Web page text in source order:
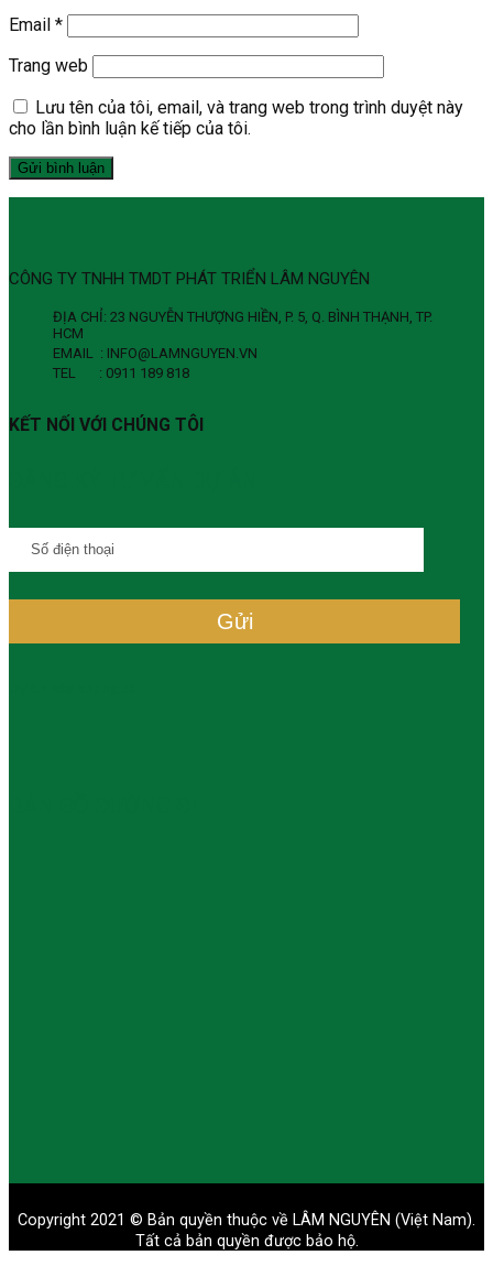
Email *
Trang web
Lưu tên của tôi, email, và trang web trong trình duyệt này
cho lần bình luận kế tiếp của tôi.
CÔNG TY TNHH TMDT PHÁT TRIỂN LÂM NGUYÊN
ĐỊA CHỈ: 23 NGUYỄN THƯỢNG HIỀN, P. 5, Q. BÌNH THẠNH, TP.
HCM
EMAIL : INFO@LAMNGUYEN.VN
TEL : 0911 189 818
KẾT NỐI VỚI CHÚNG TÔI
Copyright 2021 © Bản quyền thuộc về LÂM NGUYÊN (Việt Nam).
Tất cả bản quyền được bảo hộ.